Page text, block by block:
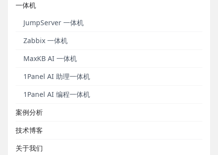
一体机
JumpServer 一体机
Zabbix 一体机
MaxKB AI 一体机
1Panel AI 助理一体机
1Panel AI 编程一体机
案例分析
技术博客
关于我们
1Panel开源面板项目GitHub Star数量突破6,000！
95天，6000个Star。
发布于 2023年06月19日